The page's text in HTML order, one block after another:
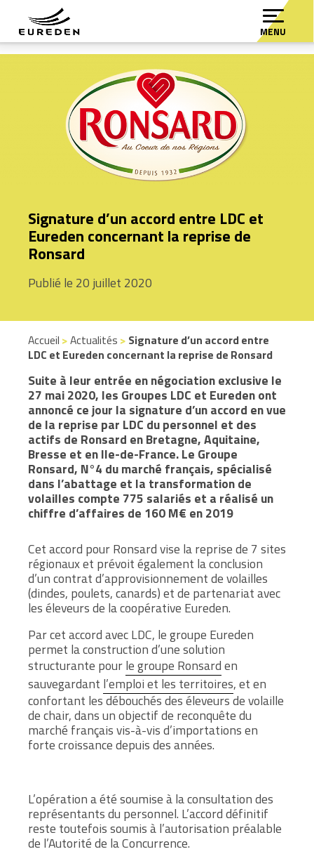
MENU
Signature d’un accord entre LDC et
Eureden concernant la reprise de
Ronsard
Publié le 20 juillet 2020
Accueil >Actualités > Signature d’un accord entre
LDC et Eureden concernant la reprise de Ronsard
Suite à leur entrée en négociation exclusive le
27 mai 2020, les Groupes LDC et Eureden ont
annoncé ce jour la signature d’un accord en vue
de la reprise par LDC du personnel et des
actifs de Ronsard en Bretagne, Aquitaine,
Bresse et en Ile-de-France. Le Groupe
Ronsard, N°4 du marché français, spécialisé
dans l’abattage et la transformation de
volailles compte 775 salariés et a réalisé un
chiffre d’affaires de 160 M€ en 2019
Cet accord pour Ronsard vise la reprise de 7 sites
régionaux et prévoit également la conclusion
d’un contrat d’approvisionnement de volailles
(dindes, poulets, canards) et de partenariat avec
les éleveurs de la coopérative Eureden.
Par cet accord avec LDC, le groupe Eureden
permet la construction d’une solution
structurante pourle groupe Ronsarden
sauvegardant l’emploi et les territoires, et en
confortant les débouchés des éleveurs de volaille
de chair,dans un objectif de reconquête du
marché français vis-à-vis d’importations en
forte croissance depuis des années.
L’opération a été soumise à la consultation des
représentants du personnel. L’accord définitif
reste toutefois soumis à l’autorisation préalable
de l’Autorité de la Concurrence.